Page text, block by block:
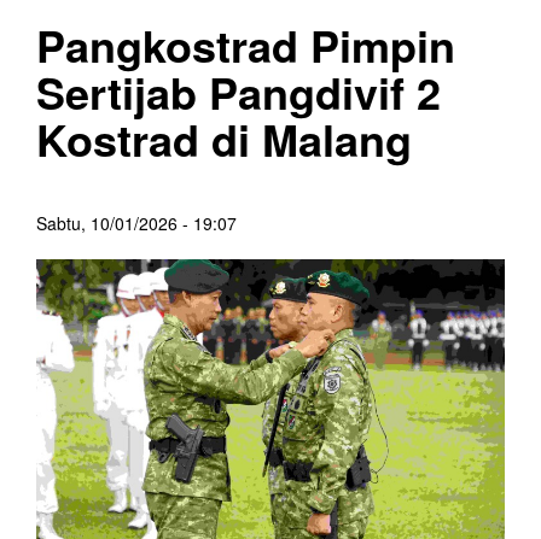
Pangkostrad Pimpin
Sertijab Pangdivif 2
Kostrad di Malang
Sabtu, 10/01/2026 - 19:07